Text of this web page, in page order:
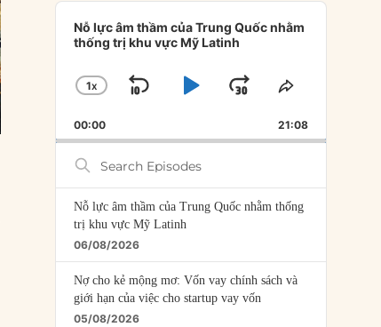
Audio
Player
Nỗ lực âm thầm của Trung Quốc nhằm
thống trị khu vực Mỹ Latinh
CHANGE
RATE
1X
SKIP
BACKWARD
PLAYJUMP
FORWARD
SHARE
EPISODE
00:00 21:08
Search
Episodes
Nỗ lực âm thầm của Trung Quốc nhằm thống
trị khu vực Mỹ Latinh
06/08/2026
Nợ cho kẻ mộng mơ: Vốn vay chính sách và
giới hạn của việc cho startup vay vốn
05/08/2026